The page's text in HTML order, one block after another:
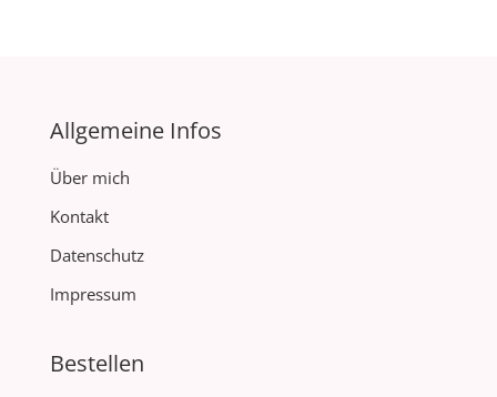
Allgemeine Infos
Über mich
Kontakt
Datenschutz
Impressum
Bestellen